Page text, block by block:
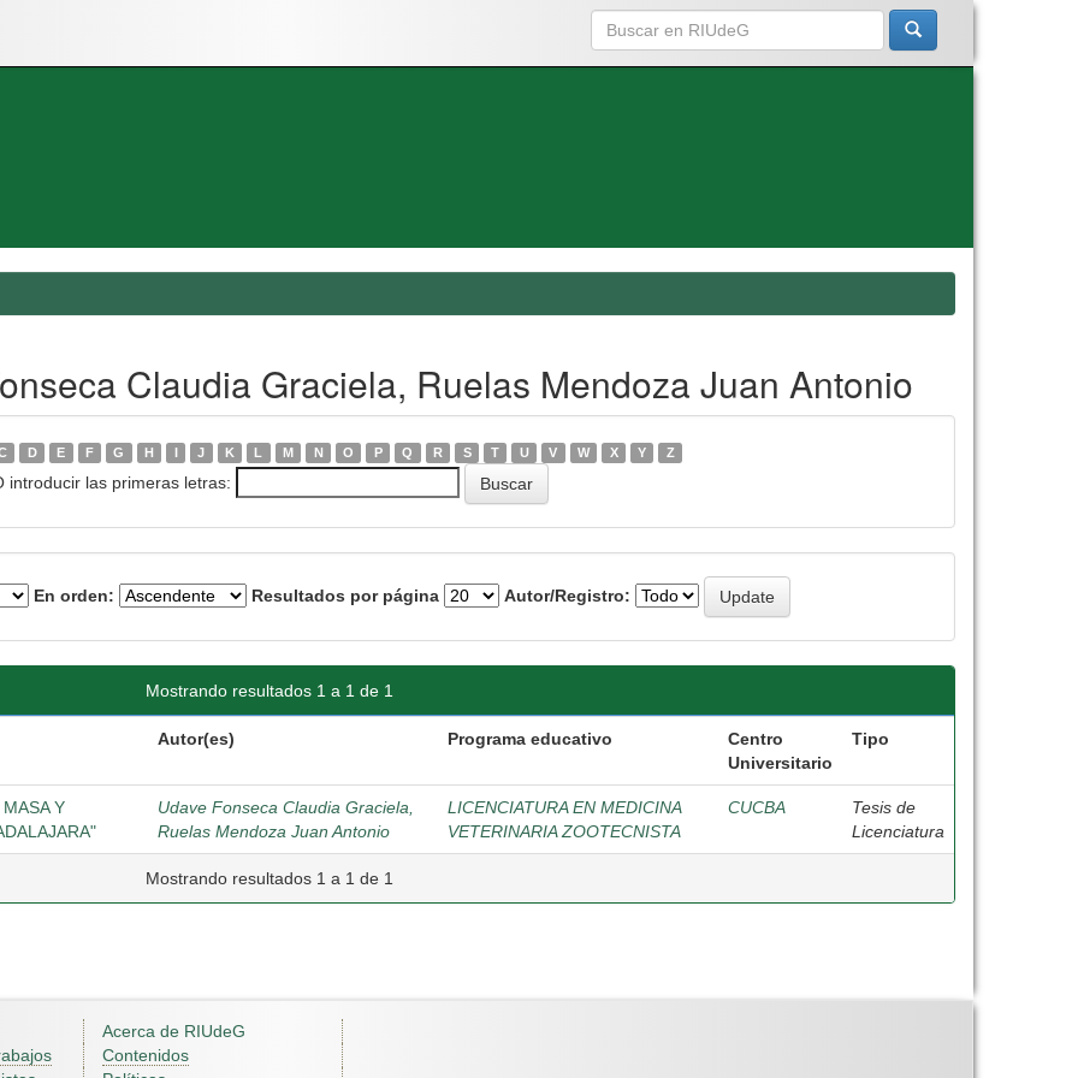
Claudia Graciela, Ruelas Mendoza Juan Antonio
D E F G H I J K L M N O P Q R S T U V W X Y Z
introducir las primeras letras:
En orden: Resultados por página Autor/Registro:
Mostrando resultados 1 a 1 de 1
Autor(es) Programa educativo
Centro
Universitario
Tipo
Y
Udave Fonseca Claudia Graciela,
Ruelas Mendoza Juan Antonio
LICENCIATURA EN MEDICINA
VETERINARIA ZOOTECNISTA
CUCBA
Tesis de
Licenciatura
Mostrando resultados 1 a 1 de 1
Acerca de RIUdeG
Contenidos